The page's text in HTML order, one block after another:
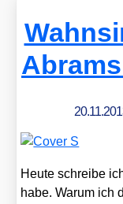
Heu­te schrei­be
habe. War­um ich